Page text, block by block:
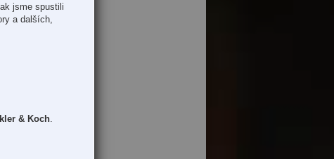
jsme spustili
a dalších,
& Koch